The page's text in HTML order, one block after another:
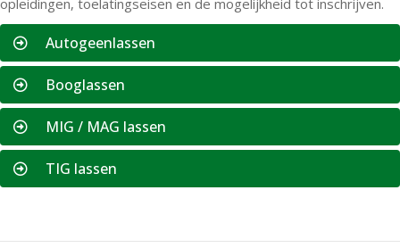
opleidingen, toelatingseisen en de mogelijkheid tot inschrijven.
Autogeenlassen
Booglassen
MIG / MAG lassen
TIG lassen